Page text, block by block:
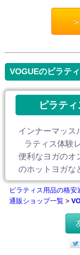
VOGUEのピラテ
ピラテ
インナーマッス
ラティス体験
便利なヨガのオ
のホットヨガ
ピラティス用品の格安
通販ショップ一覧>